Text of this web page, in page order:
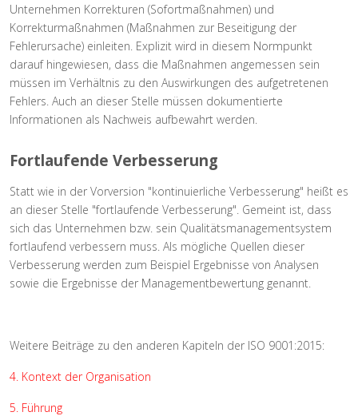
Unternehmen Korrekturen (Sofortmaßnahmen) und
Korrekturmaßnahmen (Maßnahmen zur Beseitigung der
Fehlerursache) einleiten. Explizit wird in diesem Normpunkt
darauf hingewiesen, dass die Maßnahmen angemessen sein
müssen im Verhältnis zu den Auswirkungen des aufgetretenen
Fehlers. Auch an dieser Stelle müssen dokumentierte
Informationen als Nachweis aufbewahrt werden.
Fortlaufende Verbesserung
Statt wie in der Vorversion "kontinuierliche Verbesserung" heißt es
an dieser Stelle "fortlaufende Verbesserung". Gemeint ist, dass
sich das Unternehmen bzw. sein Qualitätsmanagementsystem
fortlaufend verbessern muss. Als mögliche Quellen dieser
Verbesserung werden zum Beispiel Ergebnisse von Analysen
sowie die Ergebnisse der Managementbewertung genannt.
Weitere Beiträge zu den anderen Kapiteln der ISO 9001:2015:
4. Kontext der Organisation
5. Führung